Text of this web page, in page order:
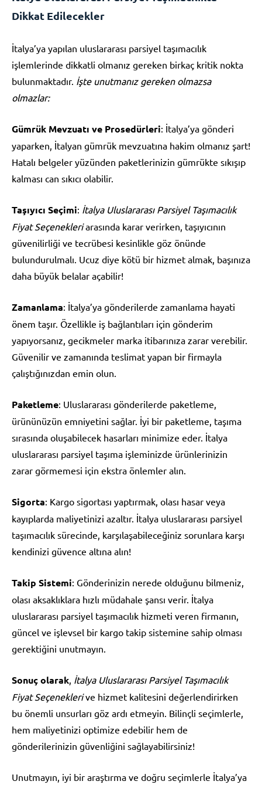
Dikkat Edilecekler
İtalya’ya yapılan uluslararası parsiyel taşımacılık
işlemlerinde dikkatli olmanız gereken birkaç kritik nokta
bulunmaktadır. İşte unutmanız gereken olmazsa
olmazlar:
Gümrük Mevzuatı ve Prosedürleri: İtalya’ya gönderi
yaparken, İtalyan gümrük mevzuatına hakim olmanız şart!
Hatalı belgeler yüzünden paketlerinizin gümrükte sıkışıp
kalması can sıkıcı olabilir.
Taşıyıcı Seçimi: İtalya Uluslararası Parsiyel Taşımacılık
Fiyat Seçenekleriarasında karar verirken, taşıyıcının
güvenilirliği ve tecrübesi kesinlikle göz önünde
bulundurulmalı. Ucuz diye kötü bir hizmet almak, başınıza
daha büyük belalar açabilir!
Zamanlama: İtalya’ya gönderilerde zamanlama hayati
önem taşır. Özellikle iş bağlantıları için gönderim
yapıyorsanız, gecikmeler marka itibarınıza zarar verebilir.
Güvenilir ve zamanında teslimat yapan bir firmayla
çalıştığınızdan emin olun.
Paketleme: Uluslararası gönderilerde paketleme,
ürününüzün emniyetini sağlar. İyi bir paketleme, taşıma
sırasında oluşabilecek hasarları minimize eder. İtalya
uluslararası parsiyel taşıma işleminizde ürünlerinizin
zarar görmemesi için ekstra önlemler alın.
Sigorta: Kargo sigortası yaptırmak, olası hasar veya
kayıplarda maliyetinizi azaltır. İtalya uluslararası parsiyel
taşımacılık sürecinde, karşılaşabileceğiniz sorunlara karşı
kendinizi güvence altına alın!
Takip Sistemi: Gönderinizin nerede olduğunu bilmeniz,
olası aksaklıklara hızlı müdahale şansı verir. İtalya
uluslararası parsiyel taşımacılık hizmeti veren firmanın,
güncel ve işlevsel bir kargo takip sistemine sahip olması
gerektiğini unutmayın.
Sonuç olarak İtalya Uluslararası Parsiyel Taşımacılık
Fiyat Seçeneklerive hizmet kalitesini değerlendirirken
bu önemli unsurları göz ardı etmeyin. Bilinçli seçimlerle,
hem maliyetinizi optimize edebilir hem de
gönderilerinizin güvenliğini sağlayabilirsiniz!
Unutmayın, iyi bir araştırma ve doğru seçimlerle İtalya’ya